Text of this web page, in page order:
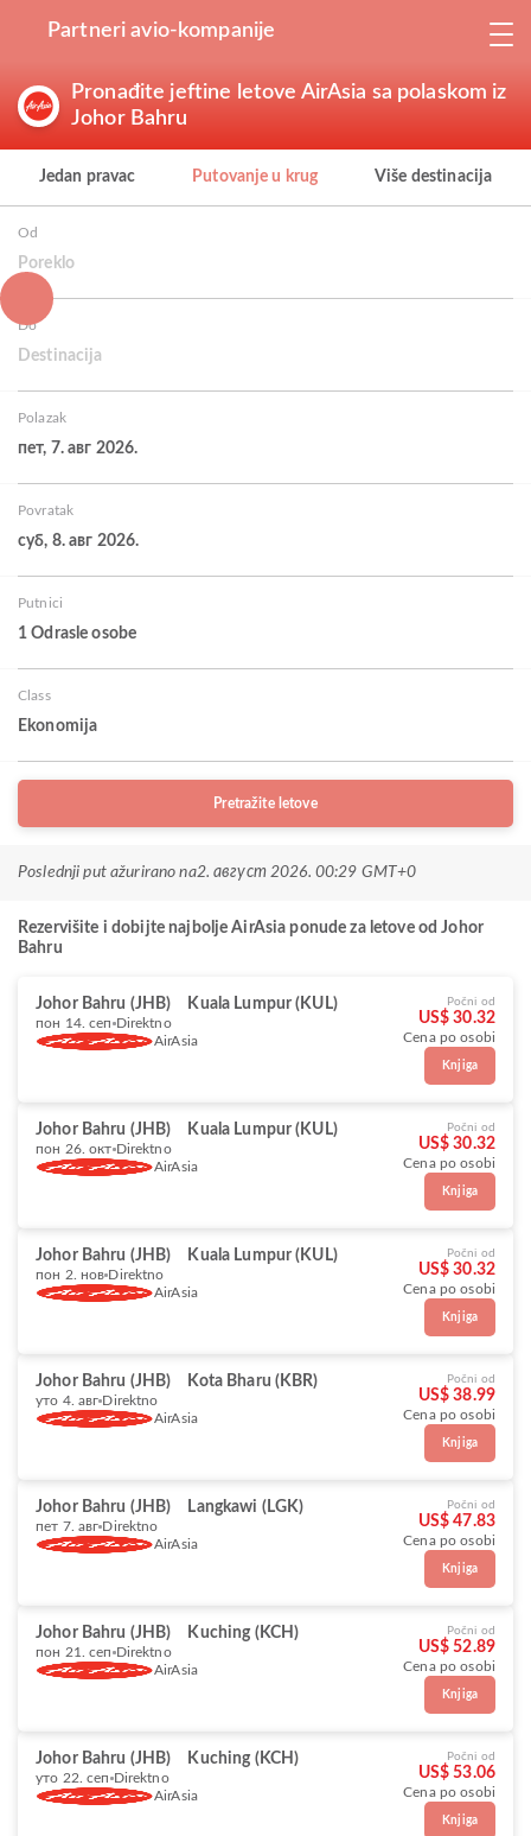
Partneri avio-kompanije
Pronađite jeftine letove AirAsia sa polaskom iz
Johor Bahru
Jedan pravac Putovanje u krug Više destinacija
Od
Poreklo
Do
Destinacija
Polazak
пет, 7. авг 2026.
Povratak
суб, 8. авг 2026.
Putnici
1 Odrasle osobe
Class
Ekonomija
Pretražite letove
Poslednji put ažurirano na2. август 2026. 00:29 GMT+0
Rezervišite i dobijte najbolje AirAsia ponude za letove od Johor
Bahru
Johor Bahru (JHB) Kuala Lumpur (KUL)
пон 14. сеп Direktno
AirAsia
Počni od
US$ 30.32
Cena po osobi
Knjiga
Johor Bahru (JHB) Kuala Lumpur (KUL)
пон 26. окт Direktno
AirAsia
Počni od
US$ 30.32
Cena po osobi
Knjiga
Johor Bahru (JHB) Kuala Lumpur (KUL)
пон 2. нов Direktno
AirAsia
Počni od
US$ 30.32
Cena po osobi
Knjiga
Johor Bahru (JHB) Kota Bharu (KBR)
уто 4. авг Direktno
AirAsia
Počni od
US$ 38.99
Cena po osobi
Knjiga
Johor Bahru (JHB) Langkawi (LGK)
пет 7. авг Direktno
AirAsia
Počni od
US$ 47.83
Cena po osobi
Knjiga
Johor Bahru (JHB) Kuching (KCH)
пон 21. сеп Direktno
AirAsia
Počni od
US$ 52.89
Cena po osobi
Knjiga
Johor Bahru (JHB) Kuching (KCH)
уто 22. сеп Direktno
AirAsia
Počni od
US$ 53.06
Cena po osobi
Knjiga